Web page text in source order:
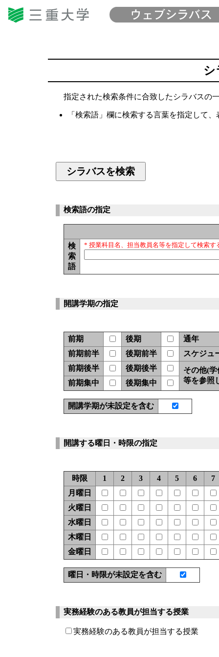
シ
指定された検索条件に合致したシラバスの
「検索語」欄に検索する言葉を指定して
検索語の指定
検
索
語
* 授業科目名、担当教員名等を指定して検索
開講学期の指定
前期 後期
通年
前期前半
後期前半
スケジュ
前期後半
後期後半
その他(
等を参照
前期集中 後期集中
開講学期が未設定を含む
開講する曜日・時限の指定
時限 1 2 3 4 5 6
7
月曜日
火曜日
水曜日
木曜日
金曜日
曜日・時限が未設定を含む
実務経験のある教員が担当する授業
実務経験のある教員が担当する授業